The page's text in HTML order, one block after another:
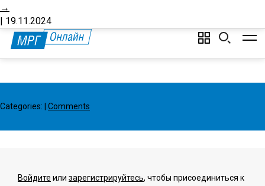
→
| 19.11.2024
Categories: Comments
Войдите или зарегистрируйтесь, чтобы присоединиться к